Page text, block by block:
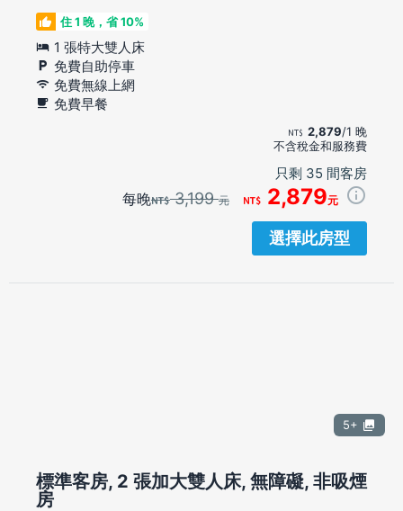
住 1 晚，省 10%
1 張特大雙人床
免費自助停車
免費無線上網
免費早餐
2,879/1 晚
不含稅金和服務費
只剩 35 間客房
每晚 3,199元 2,879元
選擇此房型
5+
標準客房, 2 張加大雙人床, 無障礙, 非吸煙
房